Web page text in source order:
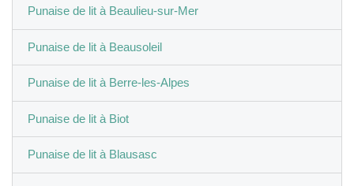
Punaise de lit à Beaulieu-sur-Mer
Punaise de lit à Beausoleil
Punaise de lit à Berre-les-Alpes
Punaise de lit à Biot
Punaise de lit à Blausasc